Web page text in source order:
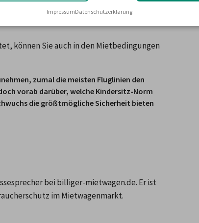
der Regel wird der Kindersitz-Wunsch jedoch
können Sie auch in den Mietbedingungen
zumal die meisten Fluglinien den
vorab darüber, welche Kindersitz-Norm
die größtmögliche Sicherheit bieten
bei billiger-mietwagen.de. Er ist
im Mietwagenmarkt.
ImpressumDatenschutzerklärung